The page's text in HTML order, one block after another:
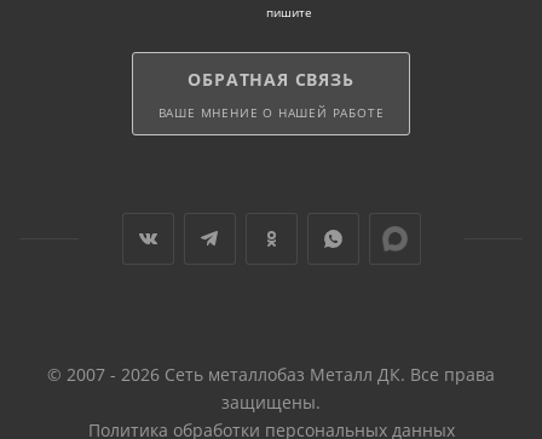
пишите
ОБРАТНАЯ СВЯЗЬ
ВАШЕ МНЕНИЕ О НАШЕЙ РАБОТЕ
© 2007 - 2026 Сеть металлобаз Металл ДК. Все права
защищены.
Политика обработки персональных данных